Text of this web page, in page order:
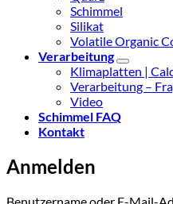
Schimmel
Silikat
Volatile Organic
Verarbeitung
Klimaplatten |
Verarbeitung –
Video
Schimmel FAQ
Kontakt
Anmelden